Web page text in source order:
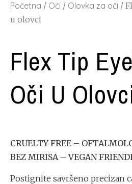
Početna / Oči / Olovka za oči /
u olovci
Flex Tip
Oči U
CRUELTY FREE –
BEZ MIRISA – VEGAN
Postignite savršeno precizan